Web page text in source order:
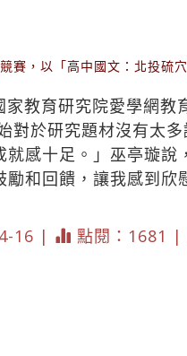
賽，以「高中國文：北投硫
教育研究院愛學網教
對於研究題材沒有太
感十足。」巫亭璇說
和回饋，讓我感到欣
16 | 點閱：1681 |